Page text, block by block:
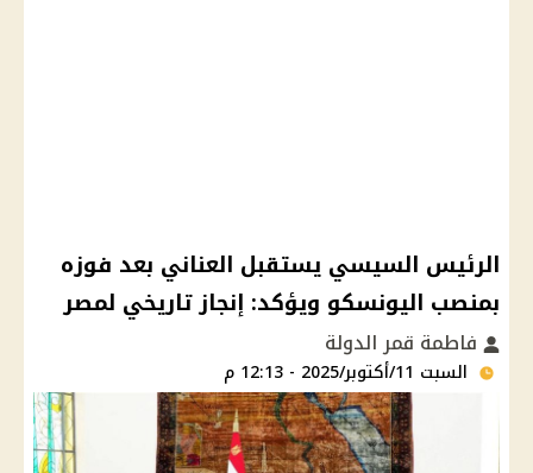
الرئيس السيسي يستقبل العناني بعد فوزه
بمنصب اليونسكو ويؤكد: إنجاز تاريخي لمصر
فاطمة قمر الدولة
السبت 11/أكتوبر/2025 - 12:13 م